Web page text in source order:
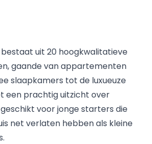
bestaat uit 20 hoogkwalitatieve
gaande van appartementen
slaapkamers tot de luxueuze
een prachtig uitzicht over
geschikt voor jonge starters die
net verlaten hebben als kleine